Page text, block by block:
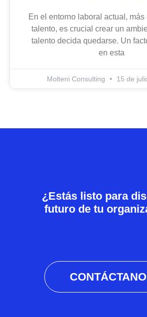
En el entorno laboral actual, más
talento, es crucial crear un
talento decida quedarse. Un
en esta
Molteni Consulting 15 de
¿Estás listo para
futuro de tu